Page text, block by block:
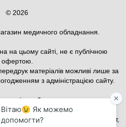
© 2026
медичного обладнання.
на цьому сайті, не є публічною
офертою.
матеріалів можливі лише за
з адміністрацією сайту.
вартість обладнання, витратних
та медичного одягу може
актуального курсу валют,